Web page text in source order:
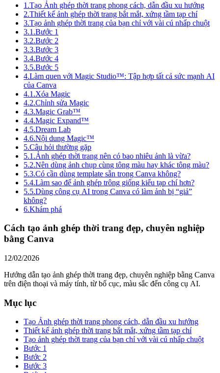
1.Tạo Ảnh ghép thời trang phong cách, dẫn đầu xu hướng
2.Thiết kế ảnh ghép thời trang bắt mắt, xứng tầm tạp chí
3.Tạo ảnh ghép thời trang của bạn chỉ với vài cú nhấp chuột
3.1.Bước 1
3.2.Bước 2
3.3.Bước 3
3.4.Bước 4
3.5.Bước 5
4.Làm quen với Magic Studio™: Tập hợp tất cả sức mạnh AI
của Canva
4.1.Xóa Magic
4.2.Chỉnh sửa Magic
4.3.Magic Grab™
4.4.Magic Expand™
4.5.Dream Lab
4.6.Nội dung Magic™
5.Câu hỏi thường gặp
5.1.Ảnh ghép thời trang nên có bao nhiêu ảnh là vừa?
5.2.Nên dùng ảnh chụp cùng tông màu hay khác tông màu?
5.3.Có cần dùng template sẵn trong Canva không?
5.4.Làm sao để ảnh ghép trông giống kiểu tạp chí hơn?
5.5.Dùng công cụ AI trong Canva có làm ảnh bị “giả”
không?
6.Khám phá
Cách tạo ảnh ghép thời trang đẹp, chuyên nghiệp
bằng Canva
12/02/2026
Hướng dẫn tạo ảnh ghép thời trang đẹp, chuyên nghiệp bằng Canva
trên điện thoại và máy tính, từ bố cục, màu sắc đến công cụ AI.
Mục lục
Tạo Ảnh ghép thời trang phong cách, dẫn đầu xu hướng
Thiết kế ảnh ghép thời trang bắt mắt, xứng tầm tạp chí
Tạo ảnh ghép thời trang của bạn chỉ với vài cú nhấp chuột
Bước 1
Bước 2
Bước 3